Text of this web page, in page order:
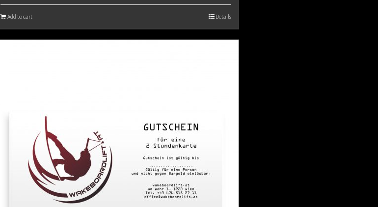
Add to cart Details